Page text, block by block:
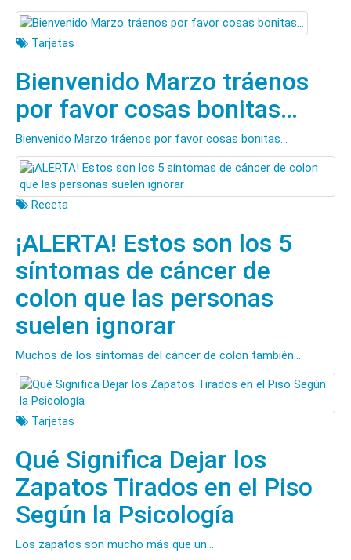
Tarjetas
Bienvenido Marzo tráenos
por favor cosas bonitas…
Bienvenido Marzo tráenos por favor cosas bonitas…
Receta
¡ALERTA! Estos son los 5
síntomas de cáncer de
colon que las personas
suelen ignorar
Muchos de los síntomas del cáncer de colon también...
Tarjetas
Qué Significa Dejar los
Zapatos Tirados en el Piso
Según la Psicología
Los zapatos son mucho más que un...